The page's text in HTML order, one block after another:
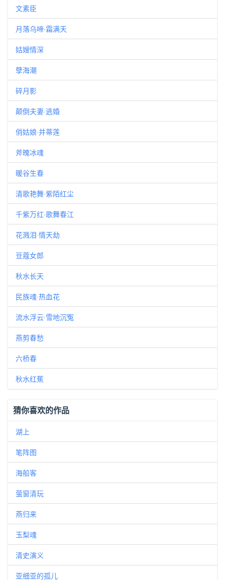
文素臣
月落乌啼·霜满天
姑嫂情深
孽海潮
碎月影
颠倒夫妻·逃婚
俏姑娘·并蒂莲
斧魄冰魂
暖谷生春
清歌艳舞·紫陌红尘
千紫万红·歌舞春江
花溅泪·情天劫
豆蔻女郎
秋水长天
民族魂·热血花
流水浮云·雪地沉冤
燕剪春愁
六桥春
秋水红蕉
猜你喜欢的作品
湖上
笔阵图
海船客
萤窗清玩
燕归来
玉梨魂
清史演义
亚细亚的孤儿